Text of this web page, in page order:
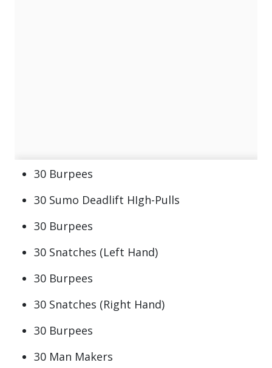
30 Burpees
30 Sumo Deadlift HIgh-Pulls
30 Burpees
30 Snatches (Left Hand)
30 Burpees
30 Snatches (Right Hand)
30 Burpees
30 Man Makers